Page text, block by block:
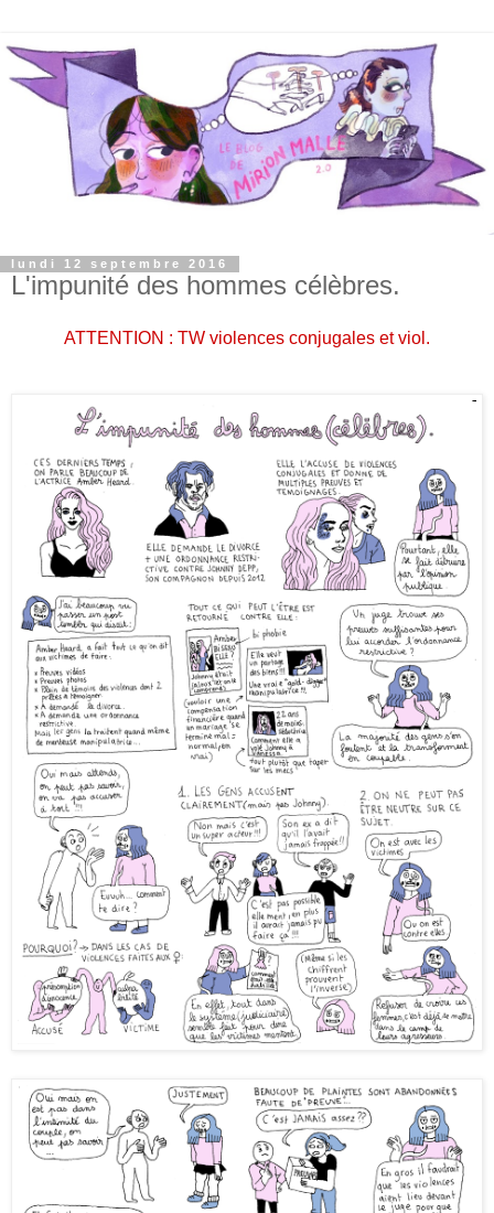
lundi 12 septembre 2016
L'impunité des hommes célèbres.
ATTENTION : TW violences conjugales et viol.